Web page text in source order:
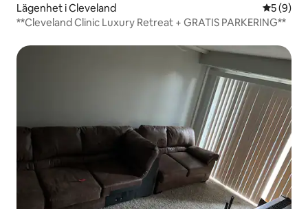
Lägenhet i Cleveland 5 av 5 i
5 (9)
**Cleveland Clinic Luxury Retreat + GRATIS PARKERING**